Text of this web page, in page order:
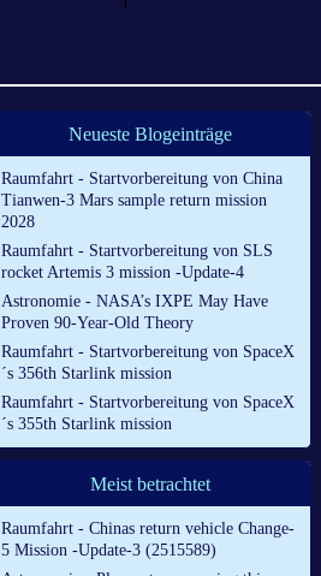
Neueste Blogeinträge
Raumfahrt - Startvorbereitung von China
Tianwen-3 Mars sample return mission
2028
Raumfahrt - Startvorbereitung von SLS
rocket Artemis 3 mission -Update-4
Astronomie - NASA’s IXPE May Have
Proven 90-Year-Old Theory
Raumfahrt - Startvorbereitung von SpaceX
´s 356th Starlink mission
Raumfahrt - Startvorbereitung von SpaceX
´s 355th Starlink mission
Meist betrachtet
Raumfahrt - Chinas return vehicle Change-
5 Mission -Update-3 (2515589)